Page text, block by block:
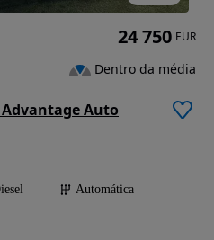
Advantage Auto
Automática
24 750 EUR
Dentro da média